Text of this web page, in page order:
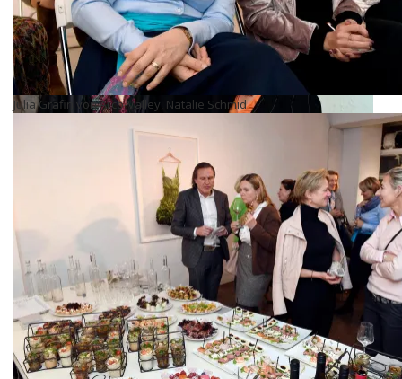
Isabelle Liegl, Gräfin Charlotte von Oeynhausen, Christiane Goetz-
Julia Gräfin von Arco-Valley, Natalie Schmid